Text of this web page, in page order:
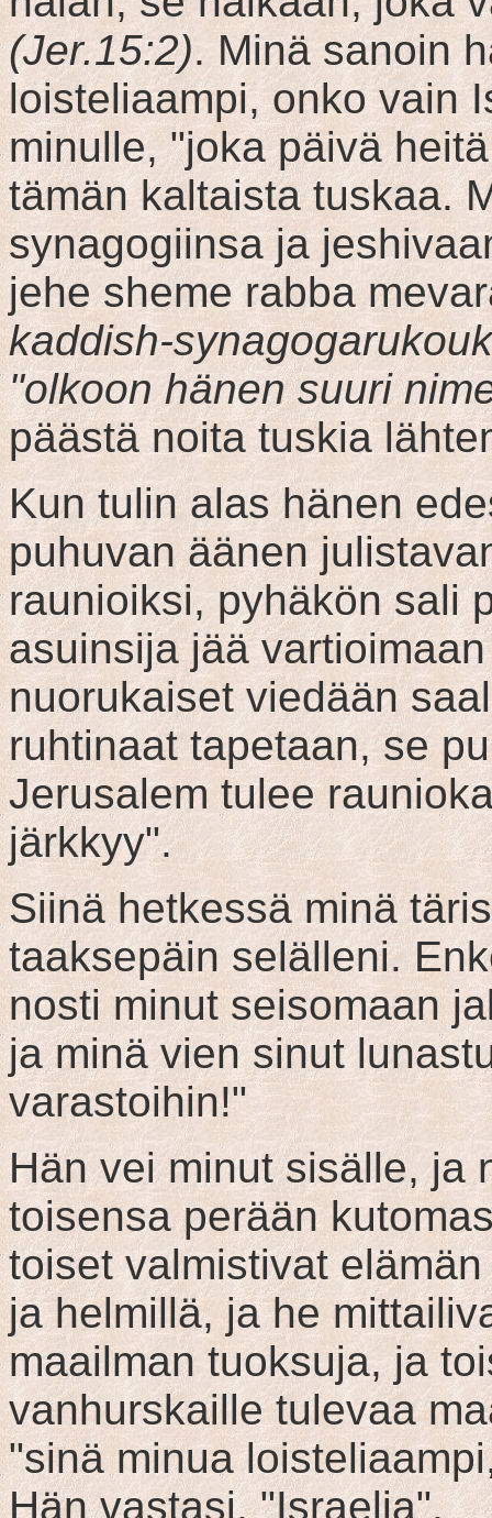
(Jer.15:2). Minä sanoin
loisteliaampi, onko vain
minulle, "joka päivä
tämän kaltaista tuskaa.
synagogiinsa ja
jehe sheme rabba
kaddish-
"olkoon hänen suuri
päästä noita tuskia
Kun tulin alas hänen
puhuvan äänen
raunioiksi, pyhäkön sali
asuinsija jää
nuorukaiset viedään
ruhtinaat tapetaan, se
Jerusalem tulee
järkkyy".
Siinä hetkessä minä
taaksepäin selälleni.
nosti minut seisomaan
ja minä vien sinut
varastoihin!"
Hän vei minut sisälle, ja
toisensa perään
toiset valmistivat
ja helmillä, ja he
maailman tuoksuja, ja
vanhurskaille tulevaa
"sinä minua
Hän vastasi, "Israelia".